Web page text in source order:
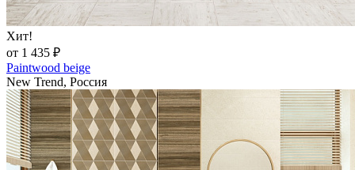
Хит!
от 1 435 ₽
Paintwood beige
New Trend, Россия